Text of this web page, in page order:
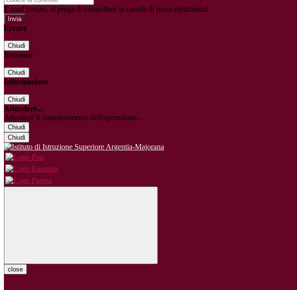
E-mail inviata, si prega di controllare la casella di posta elettronica!
Errore
Chiudi
Successo
Chiudi
Informazione
Chiudi
Attendere...
Attendere il completamento dell'operazione...
Chiudi
Chiudi
close